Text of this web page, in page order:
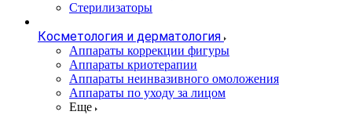
Стерилизаторы
Косметология и дерматология
Аппараты коррекции фигуры
Аппараты криотерапии
Аппараты неинвазивного омоложения
Аппараты по уходу за лицом
Еще